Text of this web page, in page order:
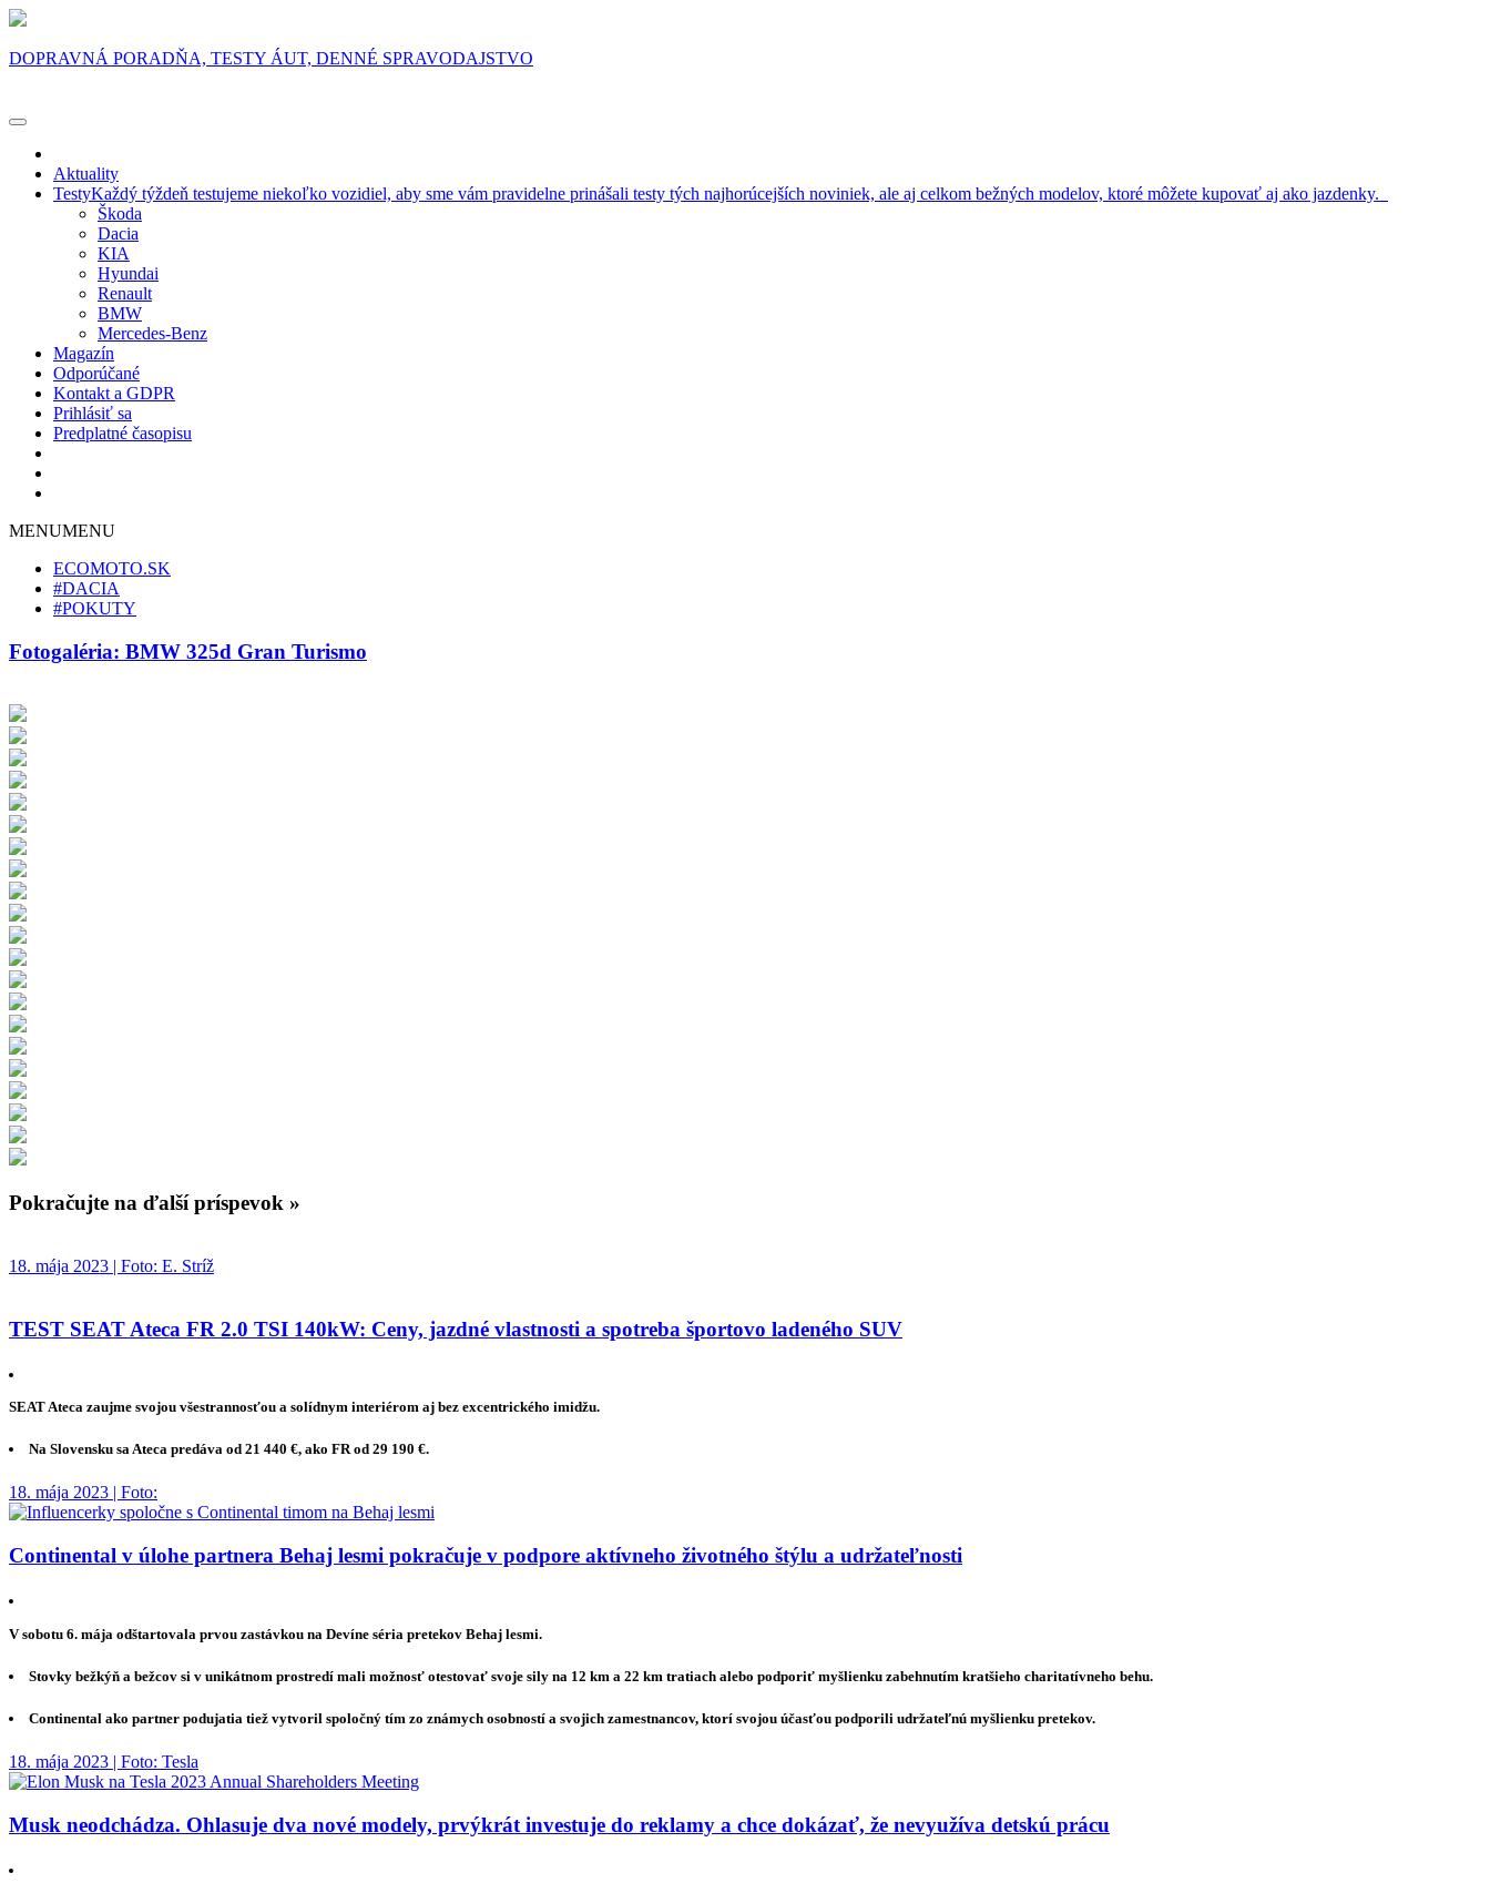
DOPRAVNÁ PORADŇA, TESTY ÁUT, DENNÉ SPRAVODAJSTVO
Aktuality
TestyKaždý týždeň testujeme niekoľko vozidiel, aby sme vám pravidelne prinášali testy tých najhorúcejších noviniek, ale aj celkom bežných modelov, ktoré môžete kupovať aj ako jazdenky.
Škoda
Dacia
KIA
Hyundai
Renault
BMW
Mercedes-Benz
Magazín
Odporúčané
Kontakt a GDPR
Prihlásiť sa
Predplatné časopisu
MENUMENU
ECOMOTO.SK
#DACIA
#POKUTY
Fotogaléria: BMW 325d Gran Turismo
Pokračujte na ďalší príspevok »
18. mája 2023 | Foto: E. Stríž
TEST SEAT Ateca FR 2.0 TSI 140kW: Ceny, jazdné vlastnosti a spotreba športovo ladeného SUV
SEAT Ateca zaujme svojou všestrannosťou a solídnym interiérom aj bez excentrického imidžu.
Na Slovensku sa Ateca predáva od 21 440 €, ako FR od 29 190 €.
18. mája 2023 | Foto:
Continental v úlohe partnera Behaj lesmi pokračuje v podpore aktívneho životného štýlu a udržateľnosti
V sobotu 6. mája odštartovala prvou zastávkou na Devíne séria pretekov Behaj lesmi.
Stovky bežkýň a bežcov si v unikátnom prostredí mali možnosť otestovať svoje sily na 12 km a 22 km tratiach alebo podporiť myšlienku zabehnutím kratšieho charitatívneho behu.
Continental ako partner podujatia tiež vytvoril spoločný tím zo známych osobností a svojich zamestnancov, ktorí svojou účasťou podporili udržateľnú myšlienku pretekov.
18. mája 2023 | Foto: Tesla
Musk neodchádza. Ohlasuje dva nové modely, prvýkrát investuje do reklamy a chce dokázať, že nevyužíva detskú prácu